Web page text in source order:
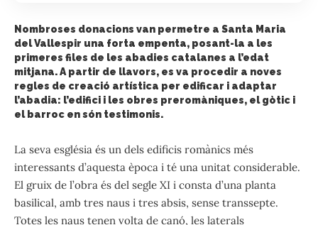
Nombroses donacions van permetre a Santa Maria
del Vallespir una forta empenta, posant-la a les
primeres files de les abadies catalanes a l’edat
mitjana. A partir de llavors, es va procedir a noves
regles de creació artística per edificar i adaptar
l’abadia: l’edifici i les obres preromàniques, el gòtic i
el barroc en són testimonis.
La seva església és un dels edificis romànics més
interessants d’aquesta època i té una unitat considerable.
El gruix de l’obra és del segle XI i consta d’una planta
basilical, amb tres naus i tres absis, sense transsepte.
Totes les naus tenen volta de canó, les laterals